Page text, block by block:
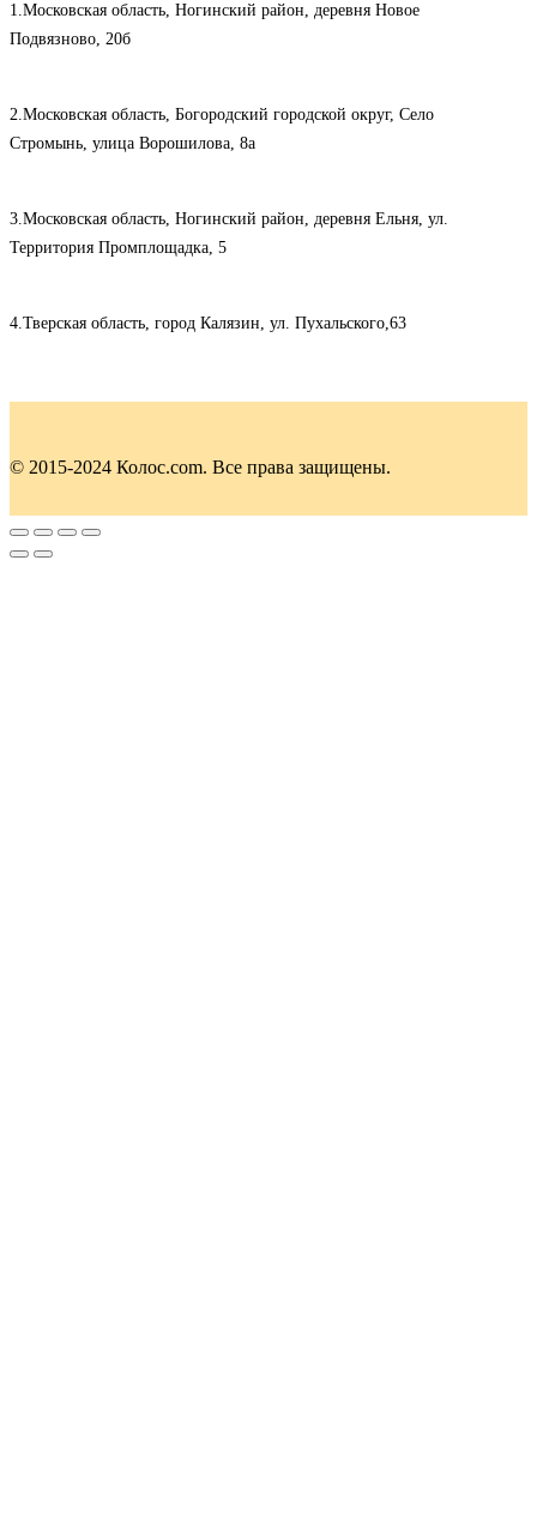
1.Московская область, Ногинский район, деревня Новое
Подвязново, 20б
2.Московская область, Богородский городской округ, Село
Стромынь, улица Ворошилова, 8а
3.Московская область, Ногинский район, деревня Ельня, ул.
Территория Промплощадка, 5
4.Тверская область, город Калязин, ул. Пухальского,63
© 2015-2024 Колос.com. Все права защищены.